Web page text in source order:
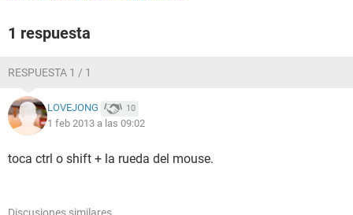
1 respuesta
RESPUESTA 1 / 1
LOVEJONG 10
1 feb 2013 a las 09:02
toca ctrl o shift + la rueda del mouse.